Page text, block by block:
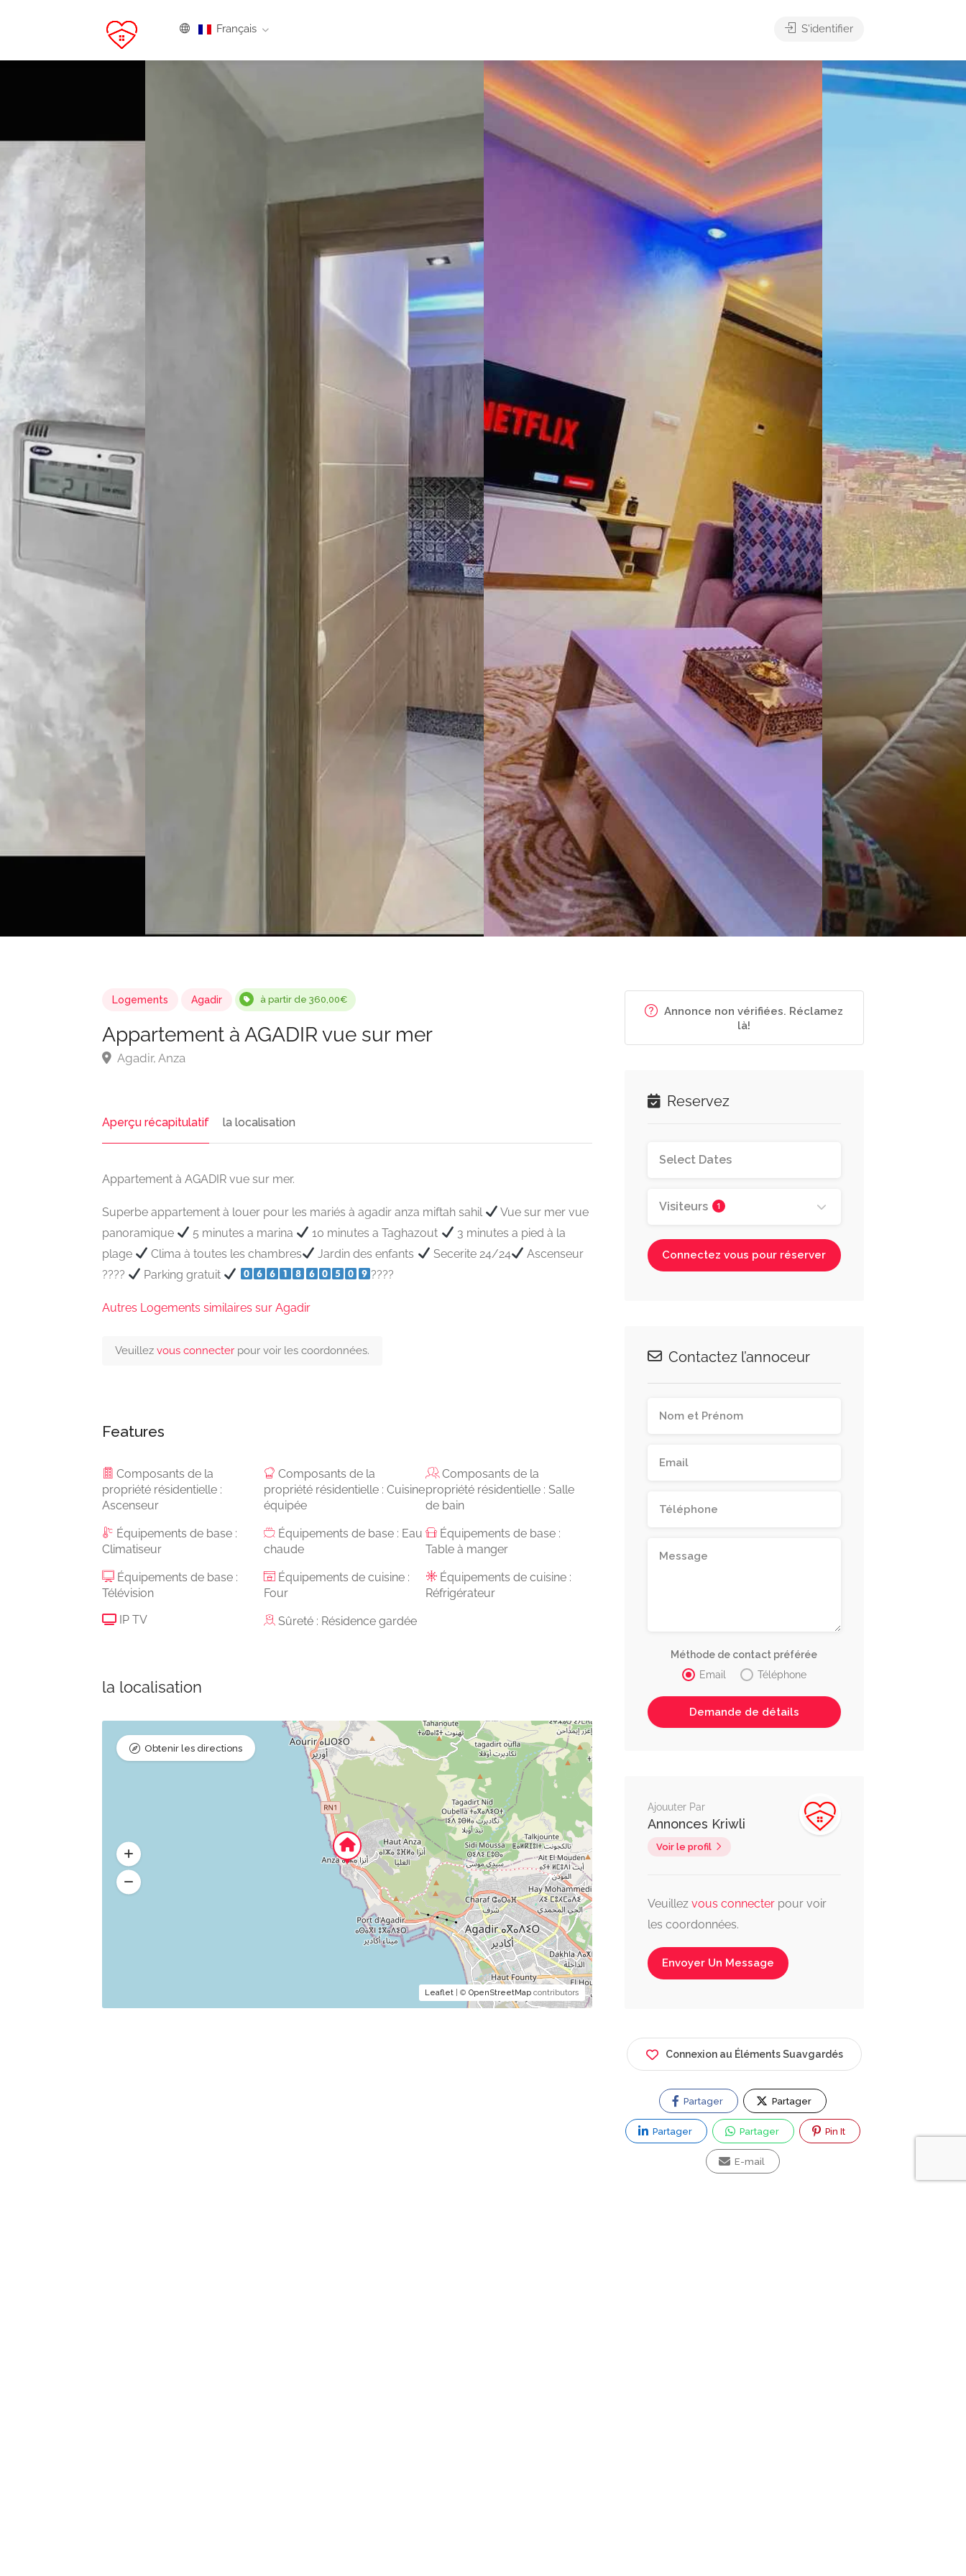
Français S'identifier
Logements Agadir à partir de 360,00€
Appartement à AGADIR vue sur mer
Agadir, Anza
Aperçu récapitulatif la localisation
Appartement à AGADIR vue sur mer.
Superbe appartement à louer pour les mariés à agadir anza miftah sahil
Vue sur mer vue
panoramique
5 minutes a marina 10 minutes a Taghazout
3 minutes a pied à la
plage
Clima à toutes les chambres Jardin des enfants Secerite 24/24
Ascenseur
????
Parking gratuit ????
Autres Logements similaires sur Agadir
Veuillez vous connecter pour voir les coordonnées.
Features
Composants de la
propriété résidentielle :
Ascenseur
Composants de la
propriété résidentielle : Cuisine
équipée
Composants de la
propriété résidentielle : Salle
de bain
Équipements de base :
Climatiseur
Équipements de base : Eau
chaude
Équipements de base :
Table à manger
Équipements de base :
Télévision
Équipements de cuisine :
Four
Équipements de cuisine :
Réfrigérateur
IP TV
Sûreté : Résidence gardée
la localisation
Leaflet| © OpenStreetMapcontributors
Obtenir les directions
Annonce non vérifiées. Réclamez
là!
Reservez
Visiteurs 1
Connectez vous pour réserver
Contactez l’annoceur
Méthode de contact préférée
Email
Téléphone
Ajouuter Par
Annonces Kriwli
Voir le profil
Veuillez vous connecter pour voir
les coordonnées.
Envoyer Un Message
Connexion au Éléments Suavgardés
Partager Partager
Partager Partager Pin It
E-mail